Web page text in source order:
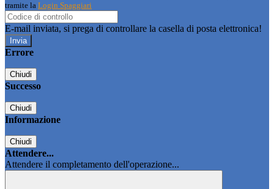
tramite la Login Spaggiari
E-mail inviata, si prega di controllare la casella di posta elettronica!
Errore
Chiudi
Successo
Chiudi
Informazione
Chiudi
Attendere...
Attendere il completamento dell'operazione...